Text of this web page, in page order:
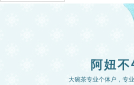
阿妞
大碗茶专业个体户，专